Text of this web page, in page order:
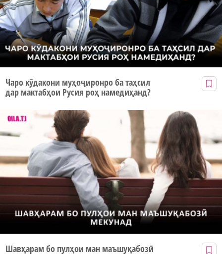
Чаро кӯдакони муҳоҷиронро ба таҳсил
дар мактабҳои Русия роҳ намедиҳанд?
Шавҳарам бо пулҳои ман маъшуқабозӣ